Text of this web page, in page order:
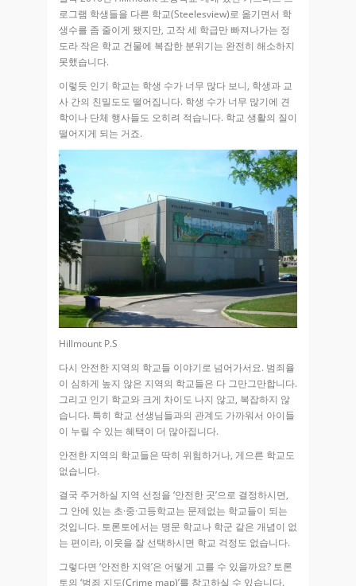
로그램 학생들을 다른 학교(Steelesview)로 옮기면서 학
생수를 좀 줄이게 됐지만, 고작 세 학급만 빠져나가는 정
도라 작은 학교 건물에 복잡한 분위기는 완전히 해소하지
못했습니다.
이렇듯 인기 학교는 학생 수가 너무 많다 보니, 학생과 교
사 간의 친밀도도 떨어집니다. 학생 수가 너무 많기에 견
학이나 단체 행사들도 오히려 적습니다. 학교 생활의 질이
떨어지게 되는 거죠.
Hillmount P.S
다시 안전한 지역의 학교들 이야기로 넘어가서요. 범죄율
이 심하게 높지 않은 지역의 학교들은 다 그만그만합니다.
그리고 인기 학교와 크게 차이도 나지 않고, 복잡하지 않
습니다. 특히 학교 선생님들과의 관계도 가까워서 아이들
이 누릴 수 있는 혜택이 더 많아집니다.
안전한 지역의 학교들은 딱히 위험하거나, 게으른 학교도
없습니다.
결국 주거하실 지역 선정을 ‘안전한 곳’으로 결정하시면,
그 안에 있는 초·중·고등학교는 문제없는 학교들이 되는
것입니다. 토론토에서는 명문 학교나 학군 같은 개념이 없
는 편이라, 이웃을 잘 선택하시면 학교 걱정도 없습니다.
그렇다면 ‘안전한 지역’은 어떻게 고를 수 있을까요? 토론
토의 ‘범죄 지도(Crime map)’를 참고하실 수 있습니다.